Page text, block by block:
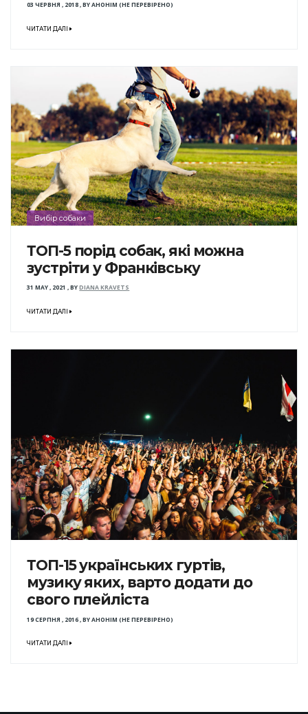
03 ЧЕРВНЯ , 2018,BYАНОНІМ (НЕ ПЕРЕВІРЕНО)
ЧИТАТИ ДАЛІ
Вибір собаки
ТОП-5 порід собак, які можна
зустріти у Франківську
31 MAY , 2021 ,BYDIANA KRAVETS
ЧИТАТИ ДАЛІ
ТОП-15 українських гуртів,
музику яких, варто додати до
свого плейліста
19 СЕРПНЯ , 2016,BYАНОНІМ (НЕ ПЕРЕВІРЕНО)
ЧИТАТИ ДАЛІ